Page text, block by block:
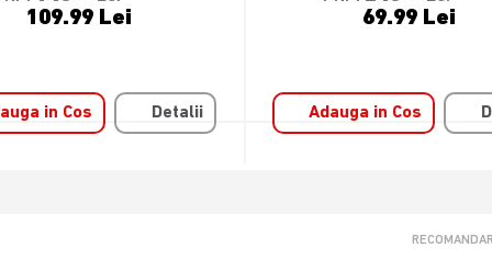
69.99 Lei
in Cos Detalii
64.99 Lei
Adauga in Cos
RECOMANDARI